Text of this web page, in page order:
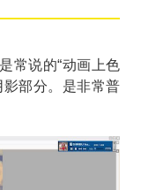
常说的“动画上色
影部分。是非常普